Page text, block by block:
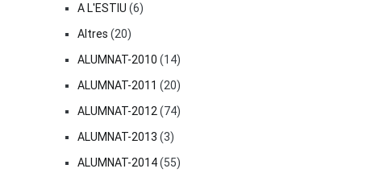
A L'ESTIU (6)
Altres (20)
ALUMNAT-2010 (14)
ALUMNAT-2011 (20)
ALUMNAT-2012 (74)
ALUMNAT-2013 (3)
ALUMNAT-2014(55)